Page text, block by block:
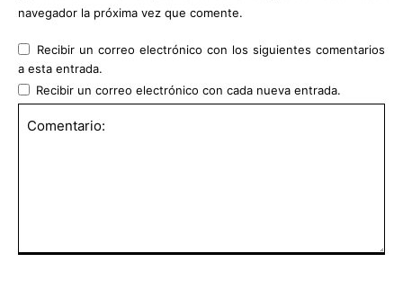
navegador la próxima vez que comente.
Recibir un correo electrónico con los siguientes comentarios
a esta entrada.
Recibir un correo electrónico con cada nueva entrada.